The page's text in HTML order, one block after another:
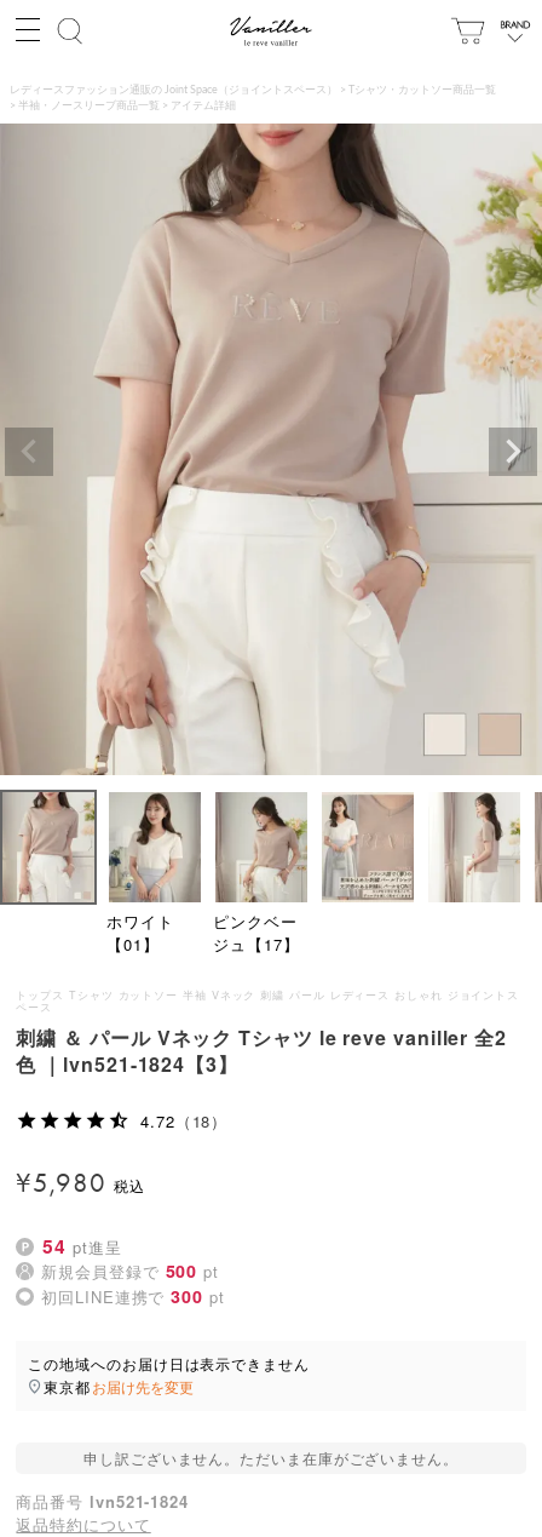
レディースファッション通販の Joint Space（ジョイントスペース）
Tシャツ・カットソー商品一覧
半袖・ノースリーブ商品一覧
アイテム詳細
ホワイト
【01】
ピンクベー
ジュ【17】
トップス Tシャツ カットソー 半袖 Vネック 刺繍 パール レディース おしゃれ ジョイントス
ペース
刺繍 ＆ パール Vネック Tシャツ le reve vaniller 全2
色 ｜lvn521-1824【3】
4.72 （18）
¥5,980
54 pt進呈
新規会員登録で 500 pt
初回LINE連携で 300 pt
この地域へのお届け日は表示できません
東京都お届け先を変更
申し訳ございません。ただいま在庫がございません。
商品番号 lvn521-1824
返品特約について